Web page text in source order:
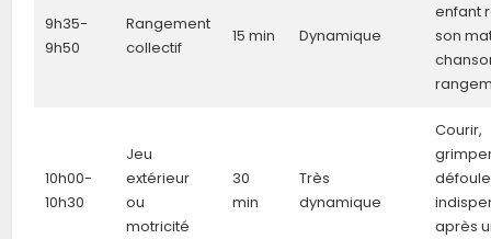
9h35-
9h50
Rangement
collectif
15 min Dynamique
enfant
son
10h00-
10h30
Jeu
extérieur
ou
motricité
30
min
Très
dynamique
Courir,
après